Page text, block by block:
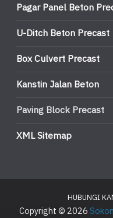
Pagar Panel Beton
U-Ditch Beton Precast
Box Culvert Precast
Kanstin Jalan Beton
Paving Block Precast
XML Sitemap
HUBUNGI
Copyright © 2026